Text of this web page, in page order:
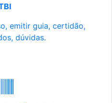
emitir guia, certidão,
dúvidas.